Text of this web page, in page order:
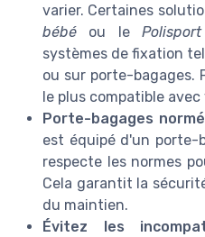
varier. Certaines
bébé ou le
systèmes de fixation
ou sur porte-bagages.
le plus compatible
Porte-bagages
est équipé d'un porte-
respecte les normes
Cela garantit la
du maintien.
Évitez les